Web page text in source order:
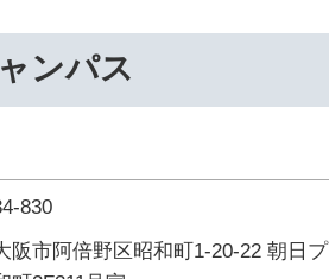
ンパス
830
阪市阿倍野区昭和町1-20-22 朝日プ